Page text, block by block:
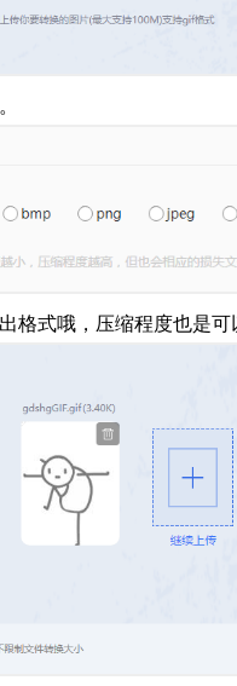
格式哦，压缩程度也是可